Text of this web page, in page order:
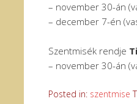
– november 30-án
– december 7-én
Szentmisék rendje
– november 30-án
Posted in: szentmise